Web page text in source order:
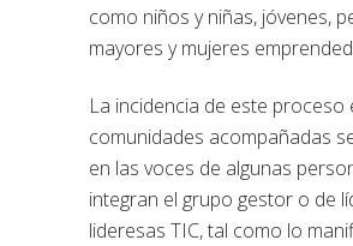
como niños y niñas, jóvenes,
mayores y mujeres
La incidencia de este proceso
comunidades acompañadas
en las voces de algunas
integran el grupo gestor o de
lideresas TIC, tal como lo